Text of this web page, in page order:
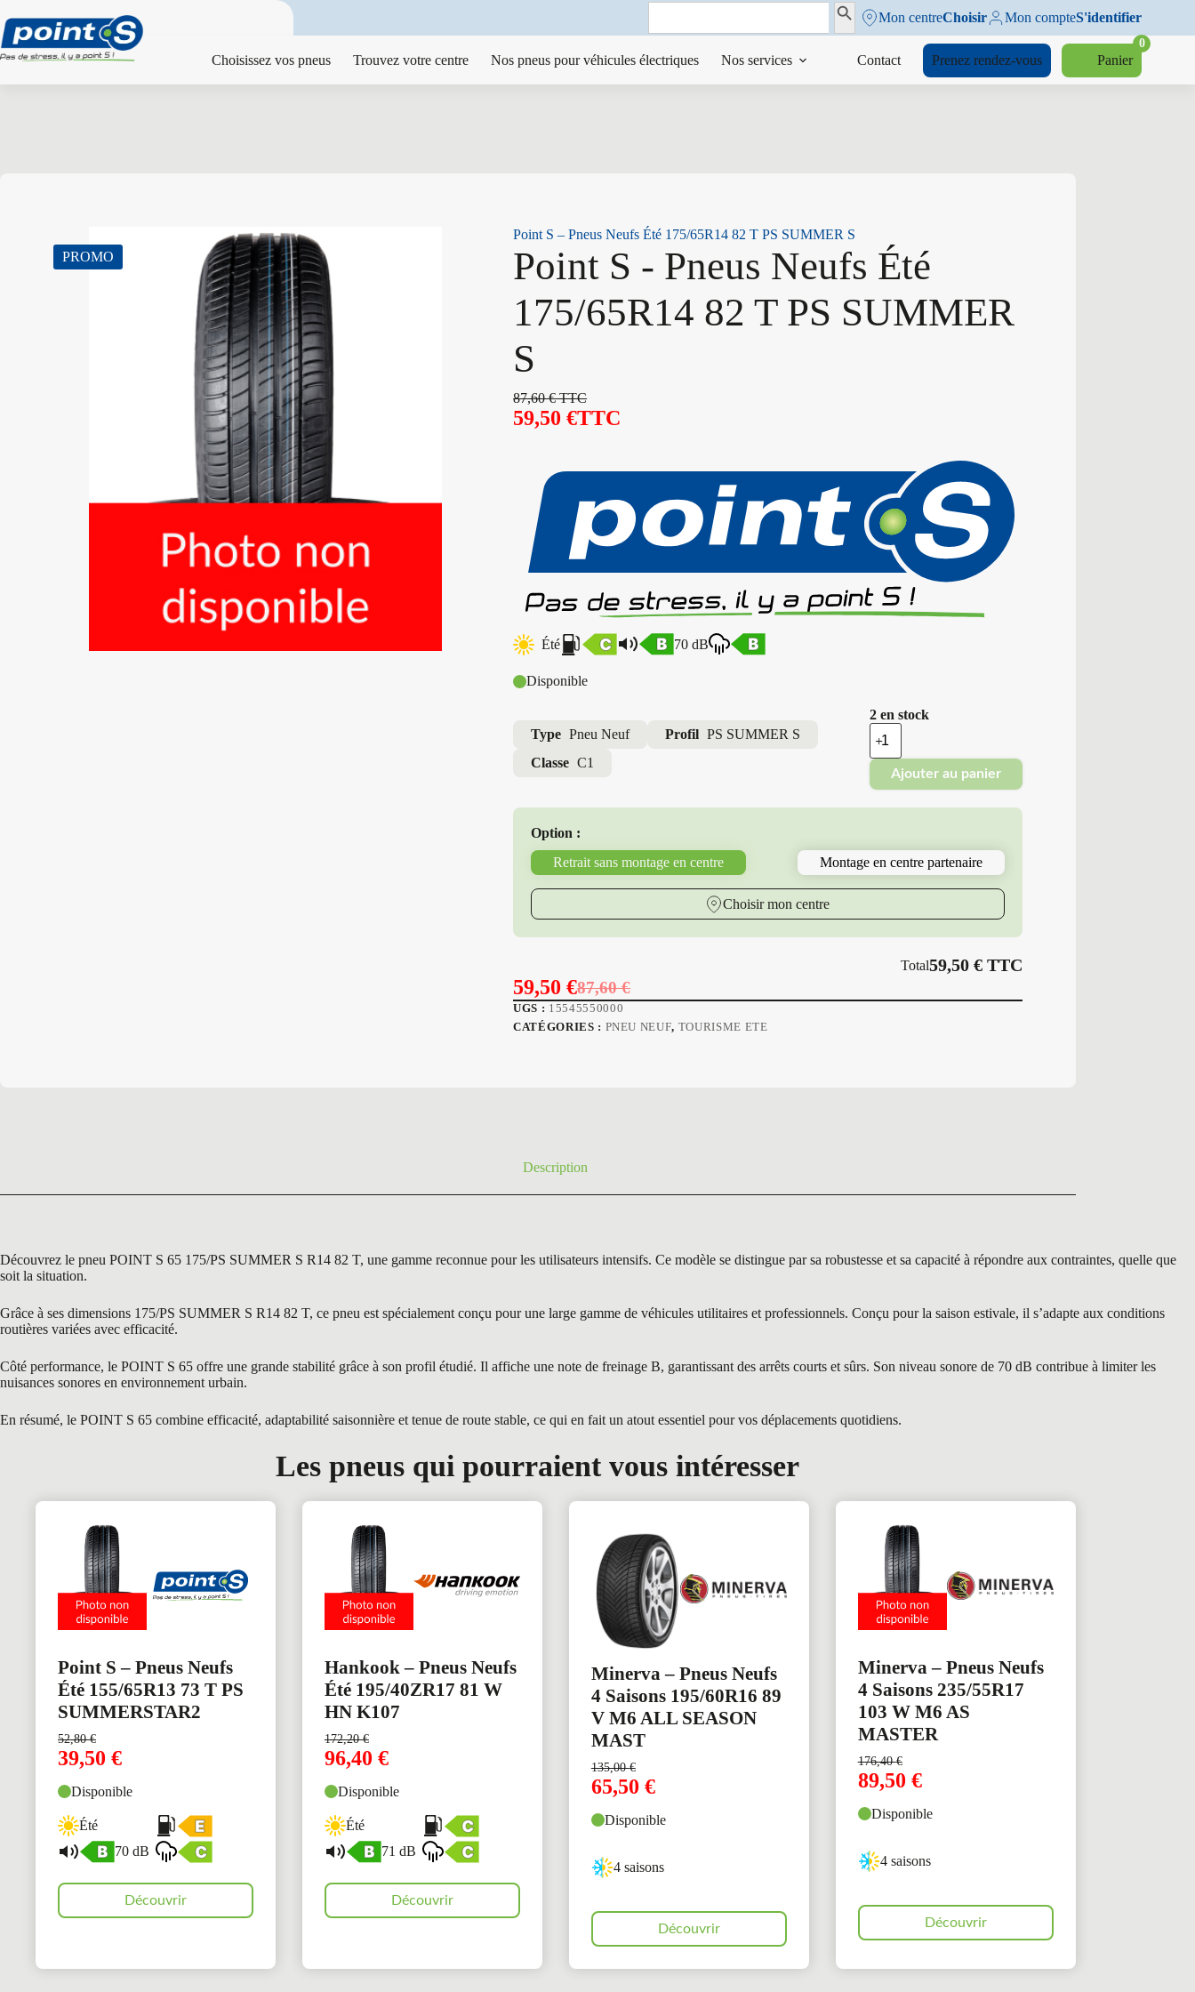
au
contenu
Search
Search ButtonMon centreChoisir Mon compteS'identifier
Choisissez vos pneus Trouvez votre centre Nos pneus pour véhicules électriques Nos services Contact Prenez rendez-vous Panier
0
PROMO
Point S – Pneus Neufs Été 175/65R14 82 T PS SUMMER S
Point S - Pneus Neufs Été
175/65R14 82 T PS SUMMER
S
87,60€TTC
59,50€TTC
Été 70 dB
Disponible
Type Pneu Neuf Profil PS SUMMER S
Classe C1
2 en stock
quantité
de
Point
-
Pneus
175/65R14
82
Ajouter au panier
Option :
Retrait sans montage en centre
Montage en centre partenaire
Choisir mon centre
Total59,50 €TTC
87,60€
Le
prix
59,50€Le
prix
UGS : 15545550000
CATÉGORIES : PNEU NEUF, TOURISME ETE
Description
Découvrez le pneu POINT S 65 175/PS SUMMER S R14 82 T, une gamme reconnue pour les utilisateurs intensifs. Ce modèle se distingue par sa robustesse et sa capacité à répondre aux contraintes, quelle que
soit la situation.
Grâce à ses dimensions 175/PS SUMMER S R14 82 T, ce pneu est spécialement conçu pour une large gamme de véhicules utilitaires et professionnels. Conçu pour la saison estivale, il s’adapte aux conditions
routières variées avec efficacité.
Côté performance, le POINT S 65 offre une grande stabilité grâce à son profil étudié. Il affiche une note de freinage B, garantissant des arrêts courts et sûrs. Son niveau sonore de 70 dB contribue à limiter les
nuisances sonores en environnement urbain.
En résumé, le POINT S 65 combine efficacité, adaptabilité saisonnière et tenue de route stable, ce qui en fait un atout essentiel pour vos déplacements quotidiens.
Les pneus qui pourraient vous intéresser
Point S – Pneus Neufs
Été 155/65R13 73 T PS
SUMMERSTAR2
52,80€
39,50 €
Disponible
Été
70 dB
Découvrir
Hankook – Pneus Neufs
Été 195/40ZR17 81 W
HN K107
172,20€
96,40 €
Disponible
Été
71 dB
Découvrir
Minerva – Pneus Neufs
4 Saisons 195/60R16 89
V M6 ALL SEASON
MAST
135,00€
65,50 €
Disponible
4 saisons
Découvrir
Minerva – Pneus Neufs
4 Saisons 235/55R17
103 W M6 AS
MASTER
176,40€
89,50 €
Disponible
4 saisons
Découvrir